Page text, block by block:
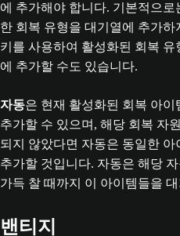
에 추가해야 합니다. 기본적으
한 회복 유형을 대기열에 추가
키를 사용하여 활성화된 회복
에 추가할 수도 있습니다.
자동은 현재 활성화된 회복 아이
추가할 수 있으며, 해당 회복 자
되지 않았다면 자동은 동일한 아
추가할 것입니다. 자동은 해당
가득 찰 때까지 이 아이템들을
밴티지